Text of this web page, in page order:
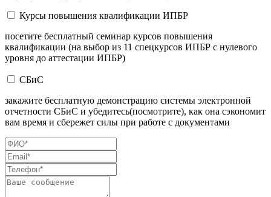
Курсы повышения квалификации ИПБР
посетите бесплатный семинар курсов повышения
квалификации (на выбор из 11 спецкурсов ИПБР с нулевого
уровня до аттестации ИПБР)
СБиС
закажите бесплатную демонстрацию системы электронной
отчетности СБиС и убедитесь(посмотрите), как она сэкономит
вам время и сбережет силы при работе с документами